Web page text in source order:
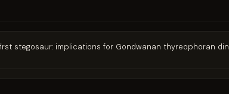
stegosaur: implications for Gondwanan thyreophoran